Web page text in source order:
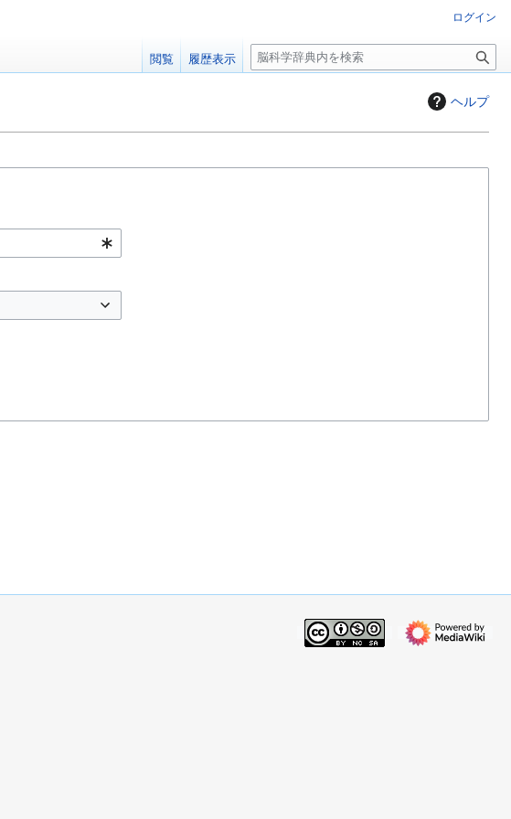
ヘルプ
ログイン
閲覧 履歴表示
検
索